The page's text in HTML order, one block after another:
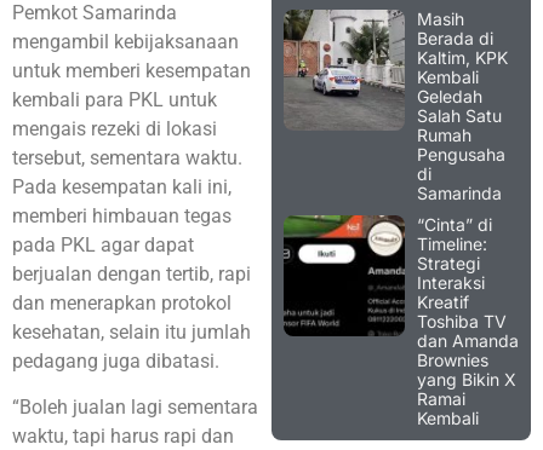
Pemkot Samarinda
mengambil kebijaksanaan
untuk memberi kesempatan
kembali para PKL untuk
mengais rezeki di lokasi
tersebut, sementara waktu.
Pada kesempatan kali ini,
memberi himbauan tegas
pada PKL agar dapat
berjualan dengan tertib, rapi
dan menerapkan protokol
kesehatan, selain itu jumlah
pedagang juga dibatasi.
“Boleh jualan lagi sementara
waktu, tapi harus rapi dan
Masih
Berada di
Kaltim, KPK
Kembali
Geledah
Salah Satu
Rumah
Pengusaha
di
Samarinda
“Cinta” di
Timeline:
Strategi
Interaksi
Kreatif
Toshiba TV
dan Amanda
Brownies
yang Bikin X
Ramai
Kembali